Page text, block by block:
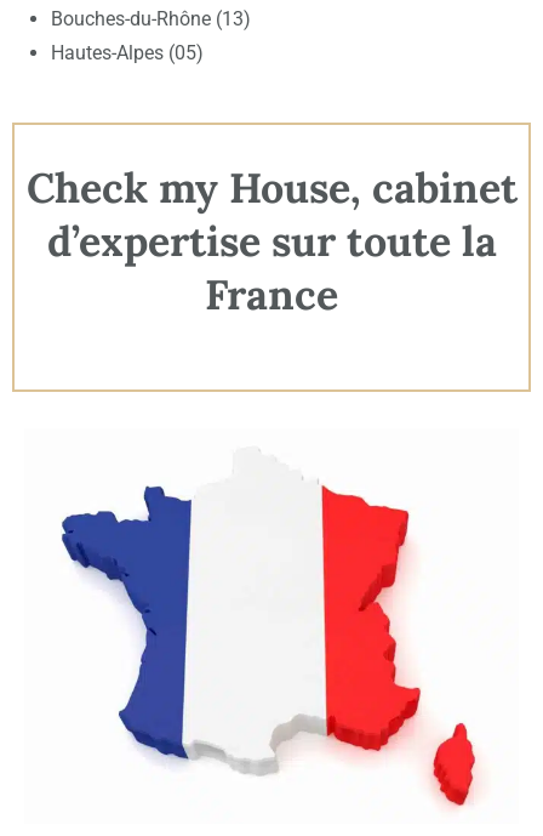
Bouches-du-Rhône (13)
Hautes-Alpes (05)
Check my House, cabinet
d’expertise sur toute la
France